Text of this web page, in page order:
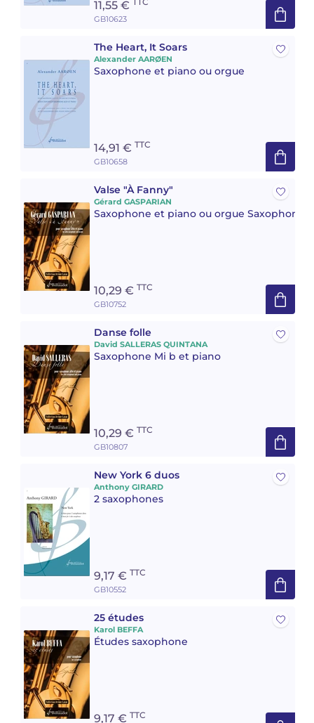
11,55 €
GB10623
The Heart, It Soars
Alexander AARØEN
Saxophone et piano ou orgue
14,91 € TTC
GB10658
Valse "À Fanny"
Gérard GASPARIAN
Saxophone et piano ou orgue Saxophone
10,29 € TTC
GB10752
Danse folle
David SALLERAS QUINTANA
Saxophone Mi b et piano
10,29 € TTC
GB10807
New York 6 duos
Anthony GIRARD
2 saxophones
9,17 € TTC
GB10552
25 études
Karol BEFFA
Études saxophone
9,17 € TTC